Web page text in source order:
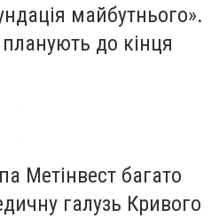
майбутнього».
до кінця
Метінвест багато
галузь Кривого